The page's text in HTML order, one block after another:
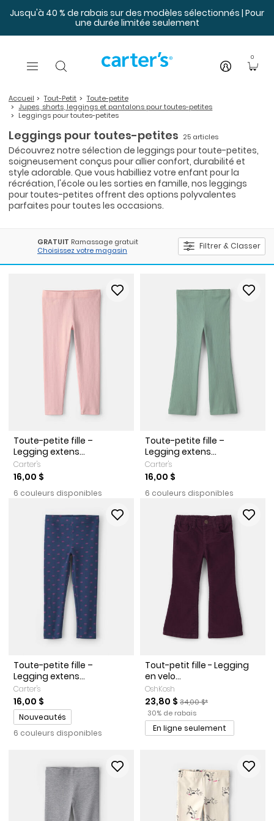
Jusqu'à 40 % de rabais sur des modèles sélectionnés | Pour
une durée limitée seulement
0
Accueil Tout-Petit
Toute-petite
Jupes, shorts, leggings et pantalons pour toutes-petites
Leggings pour toutes-petites
Leggings pour toutes-petites 25 articles
Découvrez notre sélection de leggings pour toute-petites,
soigneusement conçus pour allier confort, durabilité et
style adorable. Que vous habilliez votre enfant pour la
récréation, l'école ou les sorties en famille, nos leggings
pour toutes-petites offrent des options polyvalentes
parfaites pour toutes les occasions.
GRATUIT Ramassage gratuit
Choisissez votre magasin
Filtrer & Classer
Toute-petite fille –
Legging extens...
Carter's
16,00 $
6 couleurs disponibles
Toute-petite fille –
Legging extens...
Carter's
16,00 $
6 couleurs disponibles
Toute-petite fille –
Legging extens...
Carter's
16,00 $
Promotions
Nouveautés
6 couleurs disponibles
Tout-petit fille - Legging
en velo...
OshKosh
Prix de solde
23,80 $ Prix ​​de détail suggéré par
34,00 $*
Pourcentage de rabais
30% de rabais
En ligne seulement